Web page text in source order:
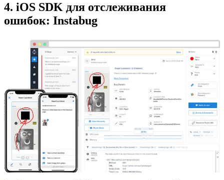
4. iOS SDK для отслеживания
ошибок: Instabug